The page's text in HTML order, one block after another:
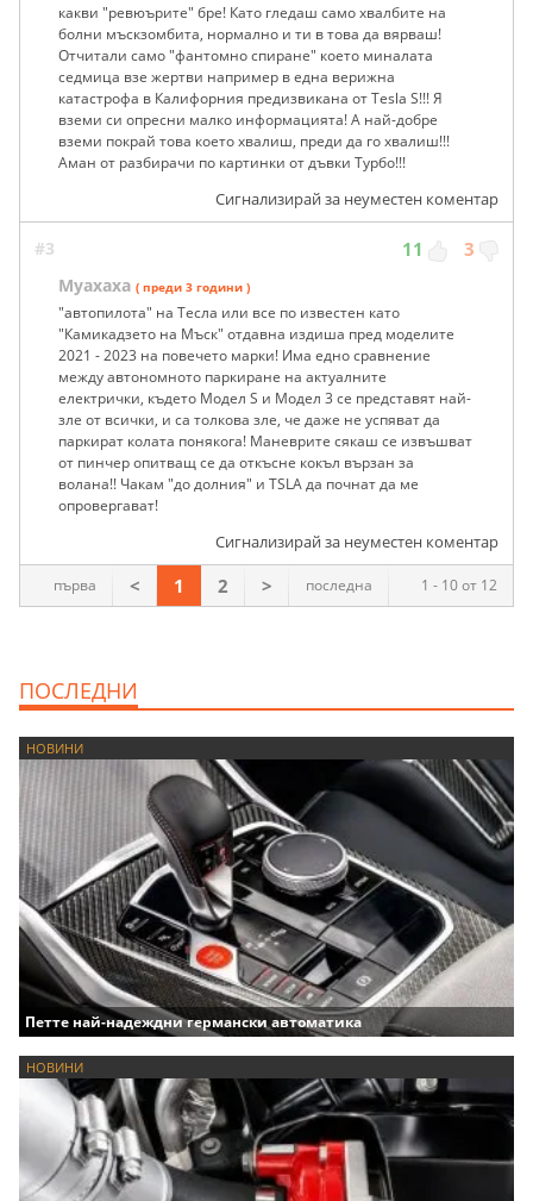
какви "ревюърите" бре! Като гледаш само хвалбите на
болни мъскзомбита, нормално и ти в това да вярваш!
Отчитали само "фантомно спиране" което миналата
седмица взе жертви например в една верижна
катастрофа в Калифорния предизвикана от Tesla S!!! Я
вземи си опресни малко информацията! А най-добре
вземи покрай това което хвалиш, преди да го хвалиш!!!
Аман от разбирачи по картинки от дъвки Турбо!!!
Сигнализирай за неуместен коментар
#3 11 3
Муахаха ( преди 3 години )
"автопилота" на Тесла или все по известен като
"Камикадзето на Мъск" отдавна издиша пред моделите
2021 - 2023 на повечето марки! Има едно сравнение
между автономното паркиране на актуалните
електрички, където Модел S и Модел 3 се представят най-
зле от всички, и са толкова зле, че даже не успяват да
паркират колата понякога! Маневрите сякаш се извъшват
от пинчер опитващ се да откъсне кокъл вързан за
волана!! Чакам "до долния" и TSLA да почнат да ме
опровергават!
Сигнализирай за неуместен коментар
1 - 10 от 12
първа < 1 2 > последна
ПОСЛЕДНИ
НОВИНИ
Петте най-надеждни германски автоматика
НОВИНИ